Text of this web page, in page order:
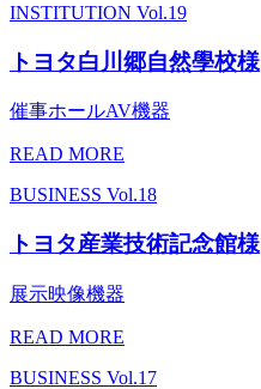
INSTITUTION Vol.19
トヨタ白川郷自然學校様
催事ホールAV機器
READ MORE
BUSINESS Vol.18
トヨタ産業技術記念館様
展示映像機器
READ MORE
BUSINESS Vol.17